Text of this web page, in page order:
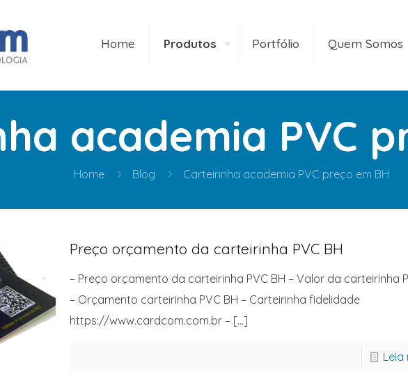
Home Produtos Portfólio Quem Somos
academia PVC
Home Blog Carteirinha academia PVC preço em BH
Preço orçamento da carteirinha PVC BH
– Preço orçamento da carteirinha PVC BH – Valor da carteirinha
– Orçamento carteirinha PVC BH – Carteirinha fidelidade
https://www.cardcom.com.br –[…]
Leia